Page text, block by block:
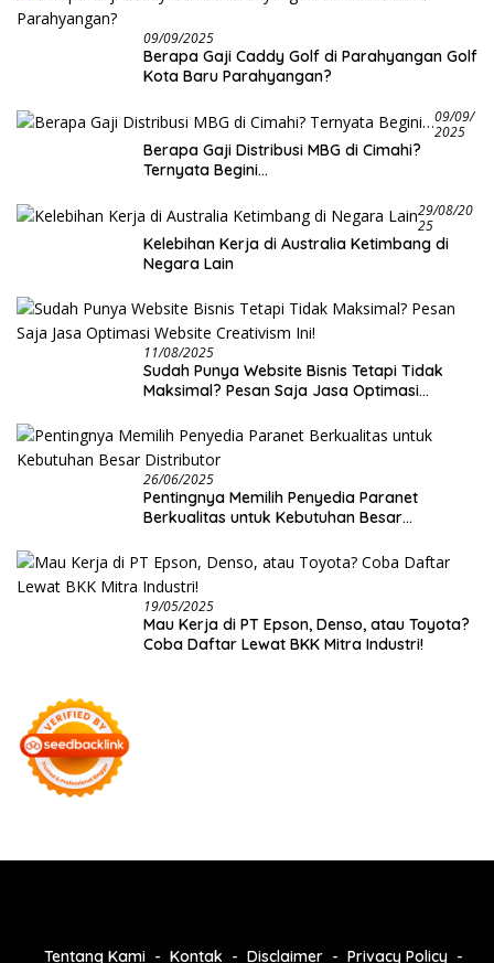
09/09/2025
Berapa Gaji Caddy Golf di Parahyangan Golf
Kota Baru Parahyangan?
09/09/
2025
Berapa Gaji Distribusi MBG di Cimahi?
Ternyata Begini…
29/08/20
25
Kelebihan Kerja di Australia Ketimbang di
Negara Lain
11/08/2025
Sudah Punya Website Bisnis Tetapi Tidak
Maksimal? Pesan Saja Jasa Optimasi
26/06/2025
Pentingnya Memilih Penyedia Paranet
Berkualitas untuk Kebutuhan Besar
19/05/2025
Mau Kerja di PT Epson, Denso, atau Toyota?
Coba Daftar Lewat BKK Mitra Industri!
Tentang Kami Kontak Disclaimer Privacy Policy